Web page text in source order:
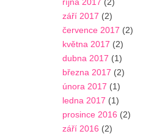
září 2017 (2)
července 2017 (2)
května 2017 (2)
dubna 2017 (1)
března 2017 (2)
února 2017 (1)
ledna 2017 (1)
prosince 2016 (2)
září 2016 (2)